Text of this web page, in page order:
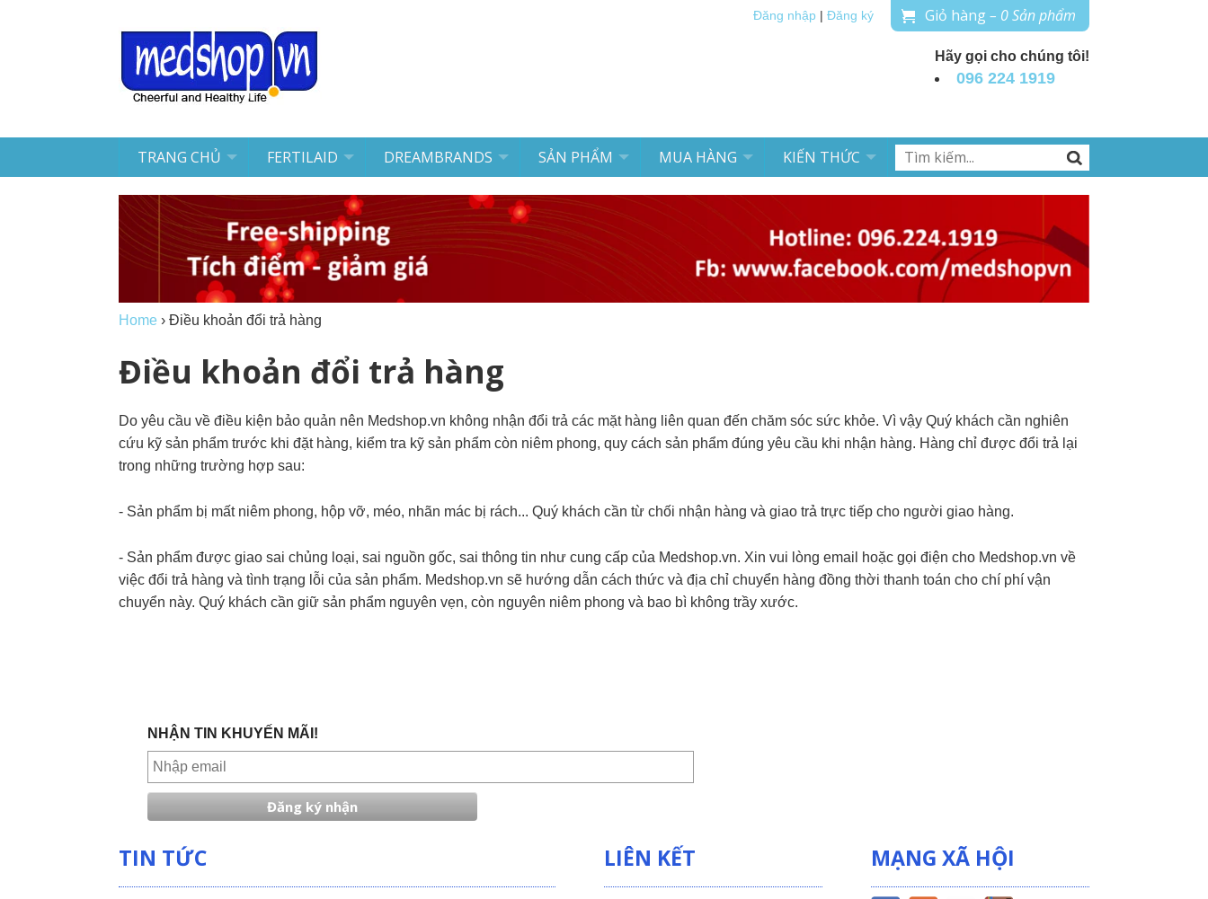
Đăng nhập Đăng ký Giỏ hàng– 0 Sản phẩm
Hãy gọi cho chúng tôi!
096 224 1919
TRANG CHỦ FERTILAID DREAMBRANDS SẢN PHẨM MUA HÀNG KIẾN THỨC
Home › Điều khoản đổi trả hàng
Điều khoản đổi trả hàng
Do yêu cầu về điều kiện bảo quản nên Medshop.vn không nhận đổi trả các mặt hàng liên quan đến chăm sóc sức khỏe. Vì vậy Quý khách cần nghiên
cứu kỹ sản phẩm trước khi đặt hàng, kiểm tra kỹ sản phẩm còn niêm phong, quy cách sản phẩm đúng yêu cầu khi nhận hàng. Hàng chỉ được đổi trả lại
trong những trường hợp sau:
- Sản phẩm bị mất niêm phong, hộp vỡ, méo, nhãn mác bị rách... Quý khách cần từ chối nhận hàng và giao trả trực tiếp cho người giao hàng.
- Sản phẩm được giao sai chủng loại, sai nguồn gốc, sai thông tin như cung cấp của Medshop.vn. Xin vui lòng email hoặc gọi điện cho Medshop.vn về
việc đổi trả hàng và tình trạng lỗi của sản phẩm. Medshop.vn sẽ hướng dẫn cách thức và địa chỉ chuyển hàng đồng thời thanh toán cho chí phí vận
chuyển này. Quý khách cần giữ sản phẩm nguyên vẹn, còn nguyên niêm phong và bao bì không trầy xước.
NHẬN TIN KHUYẾN MÃI!
TIN TỨC LIÊN KẾT MẠNG XÃ HỘI